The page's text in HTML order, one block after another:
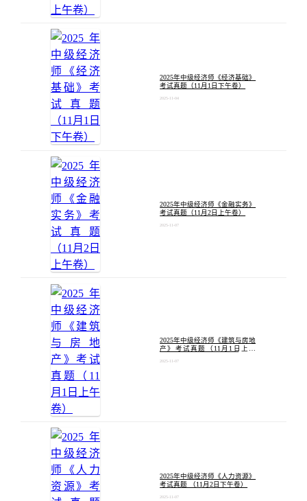
2025年中级经济师《经济基础》
考试真题（11月1日下午卷）
2025-11-04
2025年中级经济师《金融实务》
考试真题（11月2日上午卷）
2025-11-07
2025年中级经济师《建筑与房地
产》考试真题（11月1日上午
2025-11-07
2025年中级经济师《人力资源》
考试真题 （11月2日下午卷）
2025-11-07